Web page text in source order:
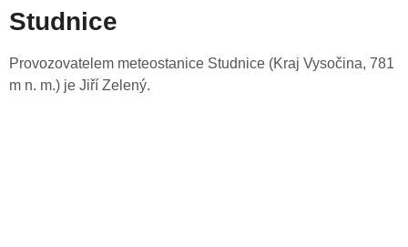
Studnice
Provozovatelem meteostanice Studnice (Kraj Vysočina, 781
m n. m.) je Jiří Zelený.